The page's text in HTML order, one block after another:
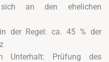
an den ehelichen
der Regel: ca. 45 % der
Unterhalt: Prüfung des